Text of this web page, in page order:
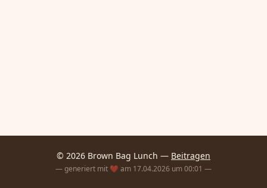
© 2026 Brown Bag Lunch — Beitragen
— generiert mit ❤️ am 17.04.2026 um 00:01 —